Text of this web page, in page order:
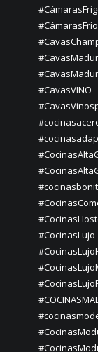
#CavasVINO
#CocinasLujo